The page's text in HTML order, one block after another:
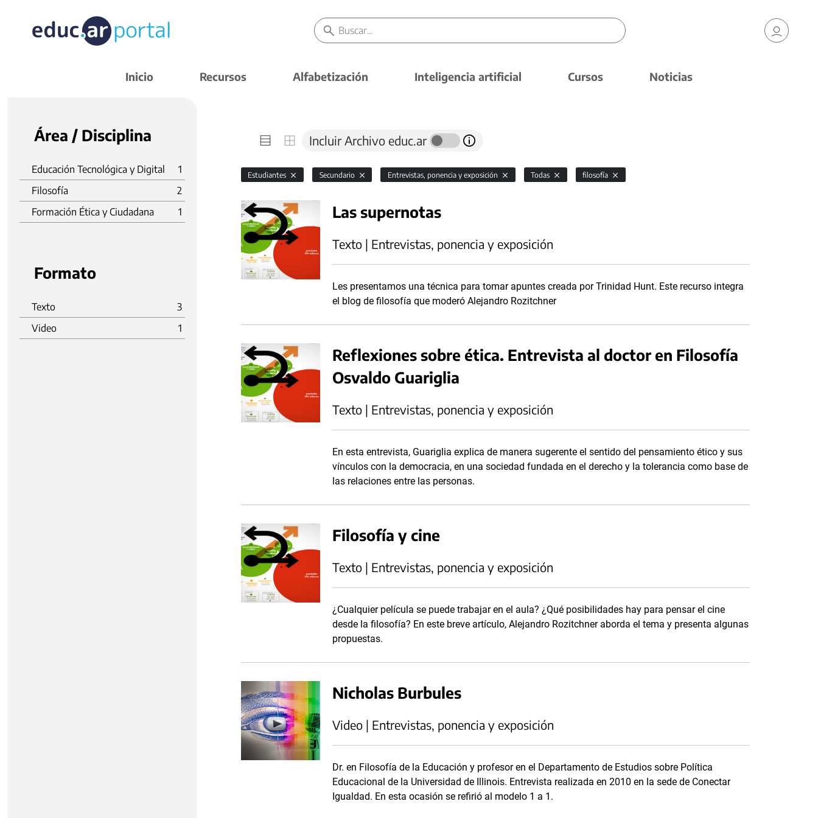
Inicio Recursos Alfabetización Inteligencia artificial Cursos Noticias
Área / Disciplina
Educación Tecnológica y Digital
1
Filosofía
2
Formación Ética y Ciudadana
1
Formato
Texto
3
Video
1
Incluir Archivo educ.ar
Estudiantes Secundario Entrevistas, ponencia y exposición Todas filosofía
Las supernotas
Texto | Entrevistas, ponencia y exposición
Les presentamos una técnica para tomar apuntes creada por Trinidad Hunt. Este recurso integra
el blog de filosofía que moderó Alejandro Rozitchner
Reflexiones sobre ética. Entrevista al doctor en Filosofía
Osvaldo Guariglia
Texto | Entrevistas, ponencia y exposición
En esta entrevista, Guariglia explica de manera sugerente el sentido del pensamiento ético y sus
vínculos con la democracia, en una sociedad fundada en el derecho y la tolerancia como base de
las relaciones entre las personas.
Filosofía y cine
Texto | Entrevistas, ponencia y exposición
¿Cualquier película se puede trabajar en el aula? ¿Qué posibilidades hay para pensar el cine
desde la filosofía? En este breve artículo, Alejandro Rozitchner aborda el tema y presenta algunas
propuestas.
Nicholas Burbules
Video | Entrevistas, ponencia y exposición
Dr. en Filosofía de la Educación y profesor en el Departamento de Estudios sobre Política
Educacional de la Universidad de Illinois. Entrevista realizada en 2010 en la sede de Conectar
Igualdad. En esta ocasión se refirió al modelo 1 a 1.